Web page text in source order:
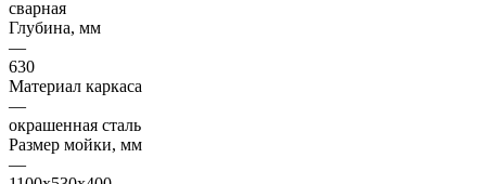
сварная
Глубина, мм
—
630
Материал каркаса
—
окрашенная сталь
Размер мойки, мм
—